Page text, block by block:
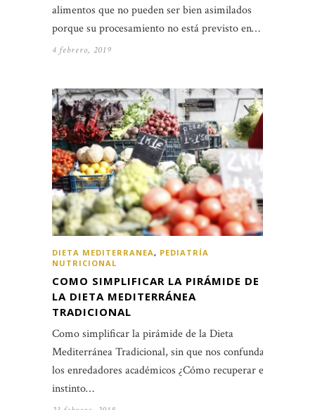
alimentos que no pueden ser bien asimilados
porque su procesamiento no está previsto en…
4 febrero, 2019
DIETA MEDITERRANEA, PEDIATRÍA
NUTRICIONAL
COMO SIMPLIFICAR LA PIRÁMIDE DE
LA DIETA MEDITERRÁNEA
TRADICIONAL
Como simplificar la pirámide de la Dieta
Mediterránea Tradicional, sin que nos confundan
los enredadores académicos ¿Cómo recuperar el
instinto…